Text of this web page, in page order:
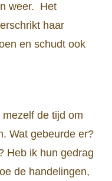
weer. Het
haar
en schudt ook
de tijd om
Wat gebeurde er?
Heb ik hun gedrag
de handelingen,